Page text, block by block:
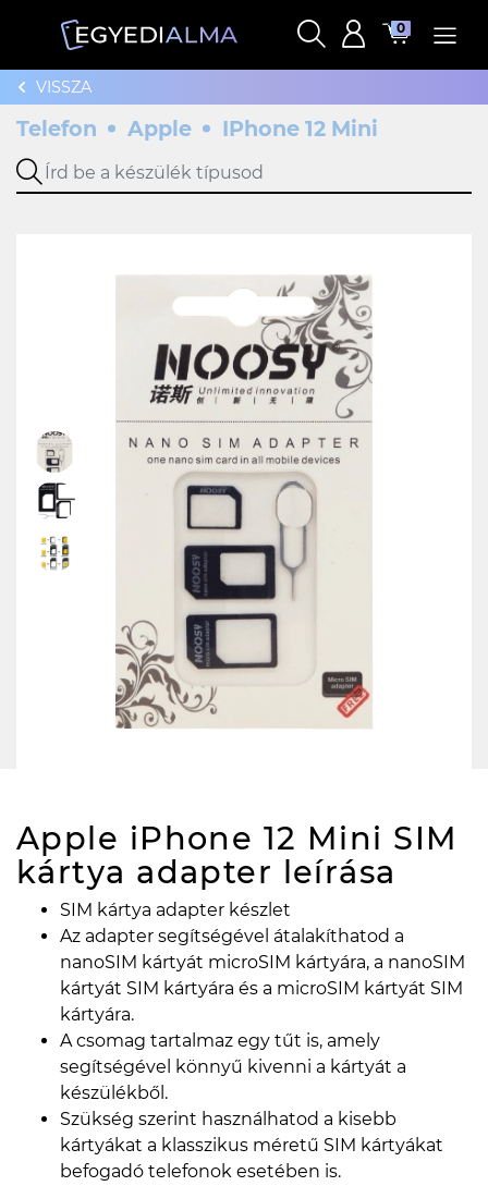
0
VISSZA
Telefon Apple IPhone 12 Mini
Apple iPhone 12 Mini SIM
kártya adapter leírása
SIM kártya adapter készlet
Az adapter segítségével átalakíthatod a
nanoSIM kártyát microSIM kártyára, a nanoSIM
kártyát SIM kártyára és a microSIM kártyát SIM
kártyára.
A csomag tartalmaz egy tűt is, amely
segítségével könnyű kivenni a kártyát a
készülékből.
Szükség szerint használhatod a kisebb
kártyákat a klasszikus méretű SIM kártyákat
befogadó telefonok esetében is.